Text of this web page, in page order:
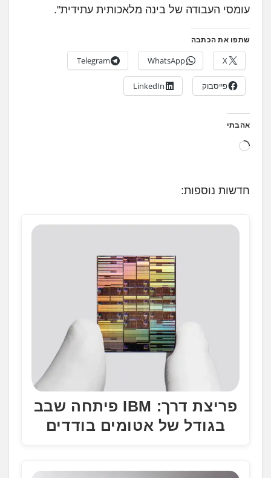
עומסי העבודה של בינה מלאכותית עתידית".
שתפו את הכתבה
X
WhatsApp
Telegram
פייסבוק LinkedIn
אהבתי
ט
.
חדשות נוספות:
פריצת דרך: IBM פיתחה שבב
בגודל של אטומים בודדים